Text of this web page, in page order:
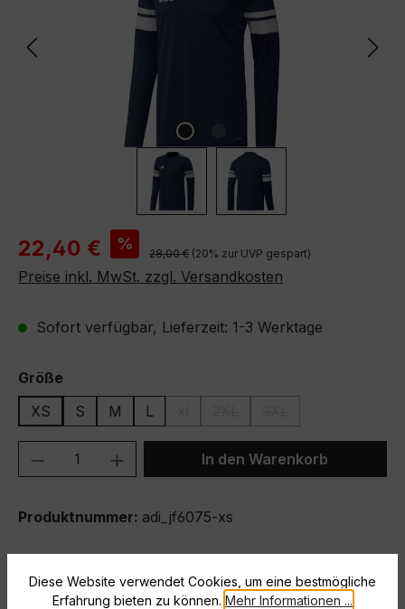
Verkaufspreis:
22,40 € % Regulärer Preis:
28,00 € (20% zur UVP gespart)
Preise inkl. MwSt. zzgl. Versandkosten
Sofort verfügbar, Lieferzeit: 1-3 Werktage
Größeauswählen
XS
S M L
Produkt Anzahl: Gib denIn den Warenkorb
Produktnummer: adi_jf6075-xs
Beschreibung
Diese Website verwendet Cookies, um eine bestmögliche
Erfahrung bieten zu können. Mehr Informationen ...